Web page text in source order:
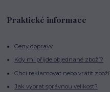
Praktické informace
Ceny dopravy
Kdy mi přijde objednané zboží?
Chci reklamovat nebo vrátit zboží
Jak vybrat správnou velikost?